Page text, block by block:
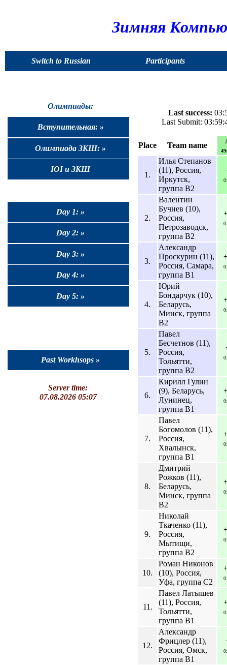
Зимняя
Switch to Russian Participants
Олимпиады:
Вступительная: »
Олимпиада ЗКШ: »
IOI и ЗКШ
Day 1: »
Day 2: »
Day 3: »
Day 4: »
Day 5: »
Past Workhsops »
Server time:
07.08.2026 05:07
Last success:
Last Submit:
Place Team name
1.
Илья Степанов
(11), Россия,
Иркутск,
группа B2
2.
Валентин
Бучнев (10),
Россия,
Петрозаводск,
группа B2
3.
Александр
Проскурин (11),
Россия, Самара,
группа B1
4.
Юрий
Бондарчук (10),
Беларусь,
Минск, группа
B2
5.
Павел
Бесчетнов (11),
Россия,
Тольятти,
группа B2
6.
Кирилл Гулин
(9), Беларусь,
Лунинец,
группа B1
7.
Павел
Богомолов (11),
Россия,
Хвалынск,
группа B1
8.
Дмитрий
Рожков (11),
Беларусь,
Минск, группа
B2
9.
Николай
Ткаченко (11),
Россия,
Мытищи,
группа B2
10.
Роман Никонов
(10), Россия,
Уфа, группа C2
11.
Павел Латышев
(11), Россия,
Тольятти,
группа B1
12.
Александр
Фрицлер (11),
Россия, Омск,
группа B1